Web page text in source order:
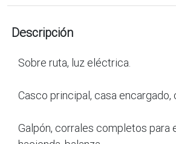
Descripción
Sobre ruta, luz eléctrica.
Casco principal, casa encargado,
Galpón, corrales completos para